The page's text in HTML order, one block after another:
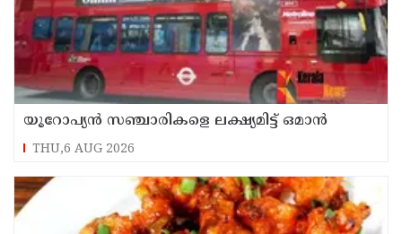
യൂറോപ്യന്‍ സഞ്ചാരികളെ ലക്ഷ്യമിട്ട് ഒമാന്‍
THU,6 AUG 2026